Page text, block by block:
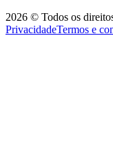
2026 © Todos os
PrivacidadeTermos e